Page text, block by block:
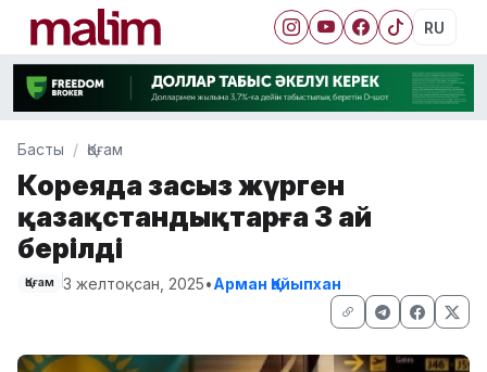
RU
Басты Қоғам
Кореяда заңсыз жүрген
қазақстандықтарға 3 ай
берілді
Қоғам 3 желтоқсан, 2025•Арман Қайыпхан